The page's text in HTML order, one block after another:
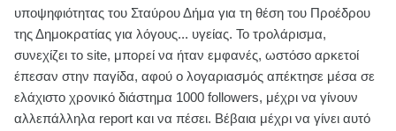
υποψηφιότητας του Σταύρου Δήμα για τη θέση του Προέδρου
της Δημοκρατίας για λόγους... υγείας. Το τρολάρισμα,
συνεχίζει το site, μπορεί να ήταν εμφανές, ωστόσο αρκετοί
έπεσαν στην παγίδα, αφού ο λογαριασμός απέκτησε μέσα σε
ελάχιστο χρονικό διάστημα 1000 followers, μέχρι να γίνουν
αλλεπάλληλα report και να πέσει. Βέβαια μέχρι να γίνει αυτό